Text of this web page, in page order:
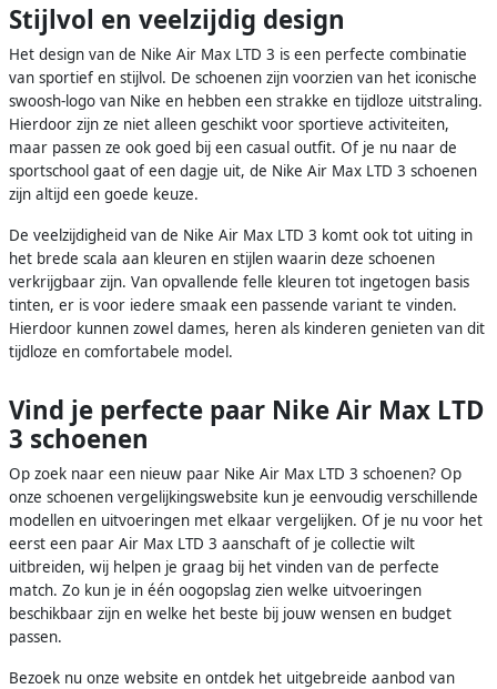
Stijlvol en veelzijdig design
Het design van de Nike Air Max LTD 3 is een perfecte combinatie
van sportief en stijlvol. De schoenen zijn voorzien van het iconische
swoosh-logo van Nike en hebben een strakke en tijdloze uitstraling.
Hierdoor zijn ze niet alleen geschikt voor sportieve activiteiten,
maar passen ze ook goed bij een casual outfit. Of je nu naar de
sportschool gaat of een dagje uit, de Nike Air Max LTD 3 schoenen
zijn altijd een goede keuze.
De veelzijdigheid van de Nike Air Max LTD 3 komt ook tot uiting in
het brede scala aan kleuren en stijlen waarin deze schoenen
verkrijgbaar zijn. Van opvallende felle kleuren tot ingetogen basis
tinten, er is voor iedere smaak een passende variant te vinden.
Hierdoor kunnen zowel dames, heren als kinderen genieten van dit
tijdloze en comfortabele model.
Vind je perfecte paar Nike Air Max LTD
3 schoenen
Op zoek naar een nieuw paar Nike Air Max LTD 3 schoenen? Op
onze schoenen vergelijkingswebsite kun je eenvoudig verschillende
modellen en uitvoeringen met elkaar vergelijken. Of je nu voor het
eerst een paar Air Max LTD 3 aanschaft of je collectie wilt
uitbreiden, wij helpen je graag bij het vinden van de perfecte
match. Zo kun je in één oogopslag zien welke uitvoeringen
beschikbaar zijn en welke het beste bij jouw wensen en budget
passen.
Bezoek nu onze website en ontdek het uitgebreide aanbod van